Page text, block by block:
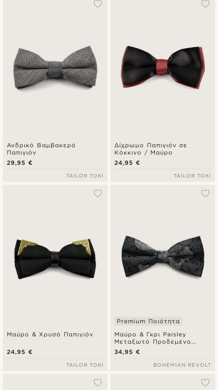
Ανδρικό Βαμβακερό
Παπιγιόν
29,95 €
TAILOR TOKI
Δίχρωμο Παπιγιόν σε
Κόκκινο / Μαύρο
24,95 €
TAILOR TOKI
Μαύρο & Χρυσό Παπιγιόν
24,95 €
TAILOR TOKI
Μαύρο & Γκρι Paisley
Μεταξωτό Προδεμένο
Παπιγιόν Skull
Premium Ποιότητα
34,95 €
BOHEMIAN REVOLT